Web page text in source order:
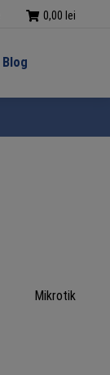
0,00 lei
Blog
Mikrotik